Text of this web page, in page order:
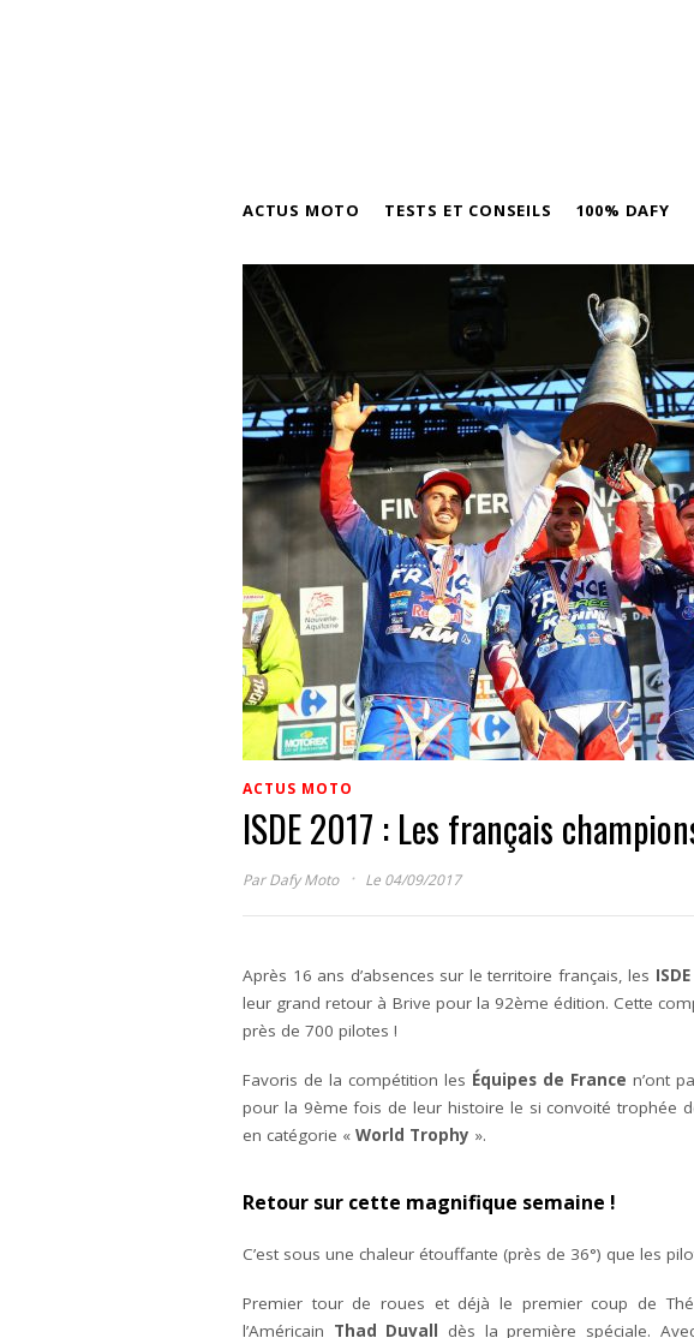
ACTUS MOTO TESTS ET CONSEILS 100% DAFY
ACTUS MOTO
ISDE 2017 : Les français
ParDafy Moto · Le 04/09/2017
Après 16 ans d’absences sur le territoire français, les ISDE
leur grand retour à Brive pour la 92ème édition. Cette
près de 700 pilotes !
Favoris de la compétition les Équipes de France n’ont
pour la 9ème fois de leur histoire le si convoité trophée
en catégorie « World Trophy ».
Retour sur cette magnifique semaine !
C’est sous une chaleur étouffante (près de 36°) que les
Premier tour de roues et déjà le premier coup de
l’Américain Thad Duvall dès la première spéciale.